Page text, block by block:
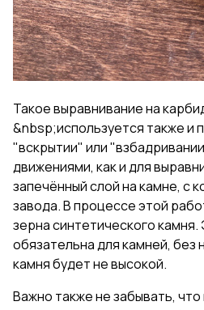
Такое выравнивание на
&nbsp;используется также и
"вскрытии" или
движениями, как и для
запечённый слой на камне, с
завода. В процессе этой
зерна синтетического
обязательна для камней, без
камня будет не высокой.
Важно также не забывать,